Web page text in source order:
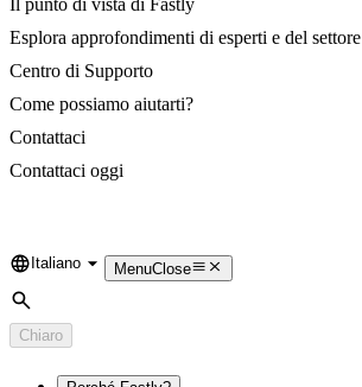
Il punto di vista di Fastly
Esplora approfondimenti di esperti e del settore
Centro di Supporto
Come possiamo aiutarti?
Contattaci
Contattaci oggi
Language
Italiano MenuClose
Cerca
Chiaro